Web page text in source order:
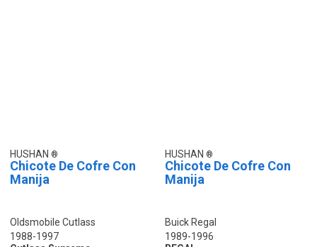
HUSHAN
Chicote De Cofre Con
Manija
Oldsmobile Cutlass
1988-1997
HUSHAN
Chicote De Cofre Con
Manija
Buick Regal
1989-1996